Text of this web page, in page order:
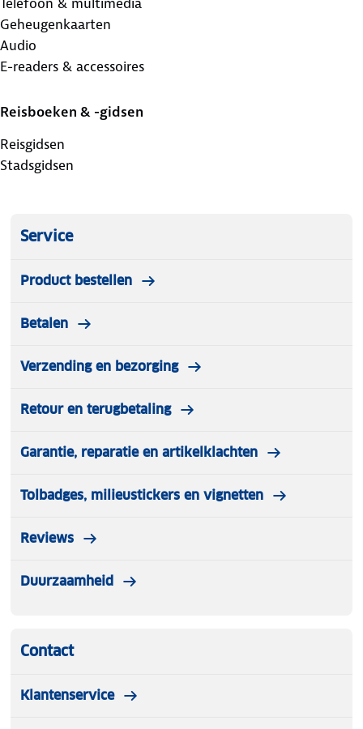
Telefoon & multimedia
Geheugenkaarten
Audio
E-readers & accessoires
Reisboeken & -gidsen
Reisgidsen
Stadsgidsen
Service
Product bestellen
Betalen
Verzending en bezorging
Retour en terugbetaling
Garantie, reparatie en artikelklachten
Tolbadges, milieustickers en vignetten
Reviews
Duurzaamheid
Contact
Klantenservice